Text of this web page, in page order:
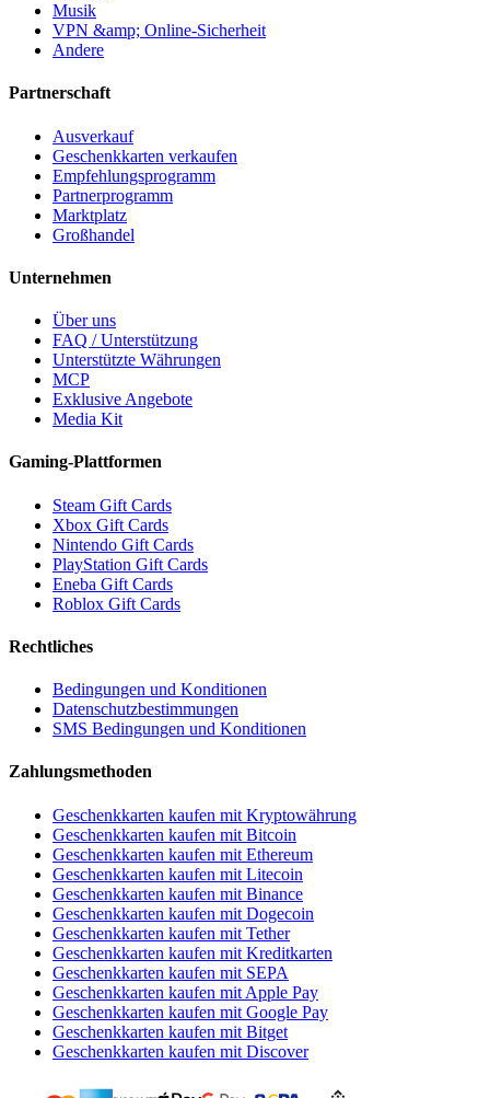
Musik
VPN &amp; Online-Sicherheit
Andere
Partnerschaft
Ausverkauf
Geschenkkarten verkaufen
Empfehlungsprogramm
Partnerprogramm
Marktplatz
Großhandel
Unternehmen
Über uns
FAQ / Unterstützung
Unterstützte Währungen
MCP
Exklusive Angebote
Media Kit
Gaming-Plattformen
Steam Gift Cards
Xbox Gift Cards
Nintendo Gift Cards
PlayStation Gift Cards
Eneba Gift Cards
Roblox Gift Cards
Rechtliches
Bedingungen und Konditionen
Datenschutzbestimmungen
SMS Bedingungen und Konditionen
Zahlungsmethoden
Geschenkkarten kaufen mit Kryptowährung
Geschenkkarten kaufen mit Bitcoin
Geschenkkarten kaufen mit Ethereum
Geschenkkarten kaufen mit Litecoin
Geschenkkarten kaufen mit Binance
Geschenkkarten kaufen mit Dogecoin
Geschenkkarten kaufen mit Tether
Geschenkkarten kaufen mit Kreditkarten
Geschenkkarten kaufen mit SEPA
Geschenkkarten kaufen mit Apple Pay
Geschenkkarten kaufen mit Google Pay
Geschenkkarten kaufen mit Bitget
Geschenkkarten kaufen mit Discover